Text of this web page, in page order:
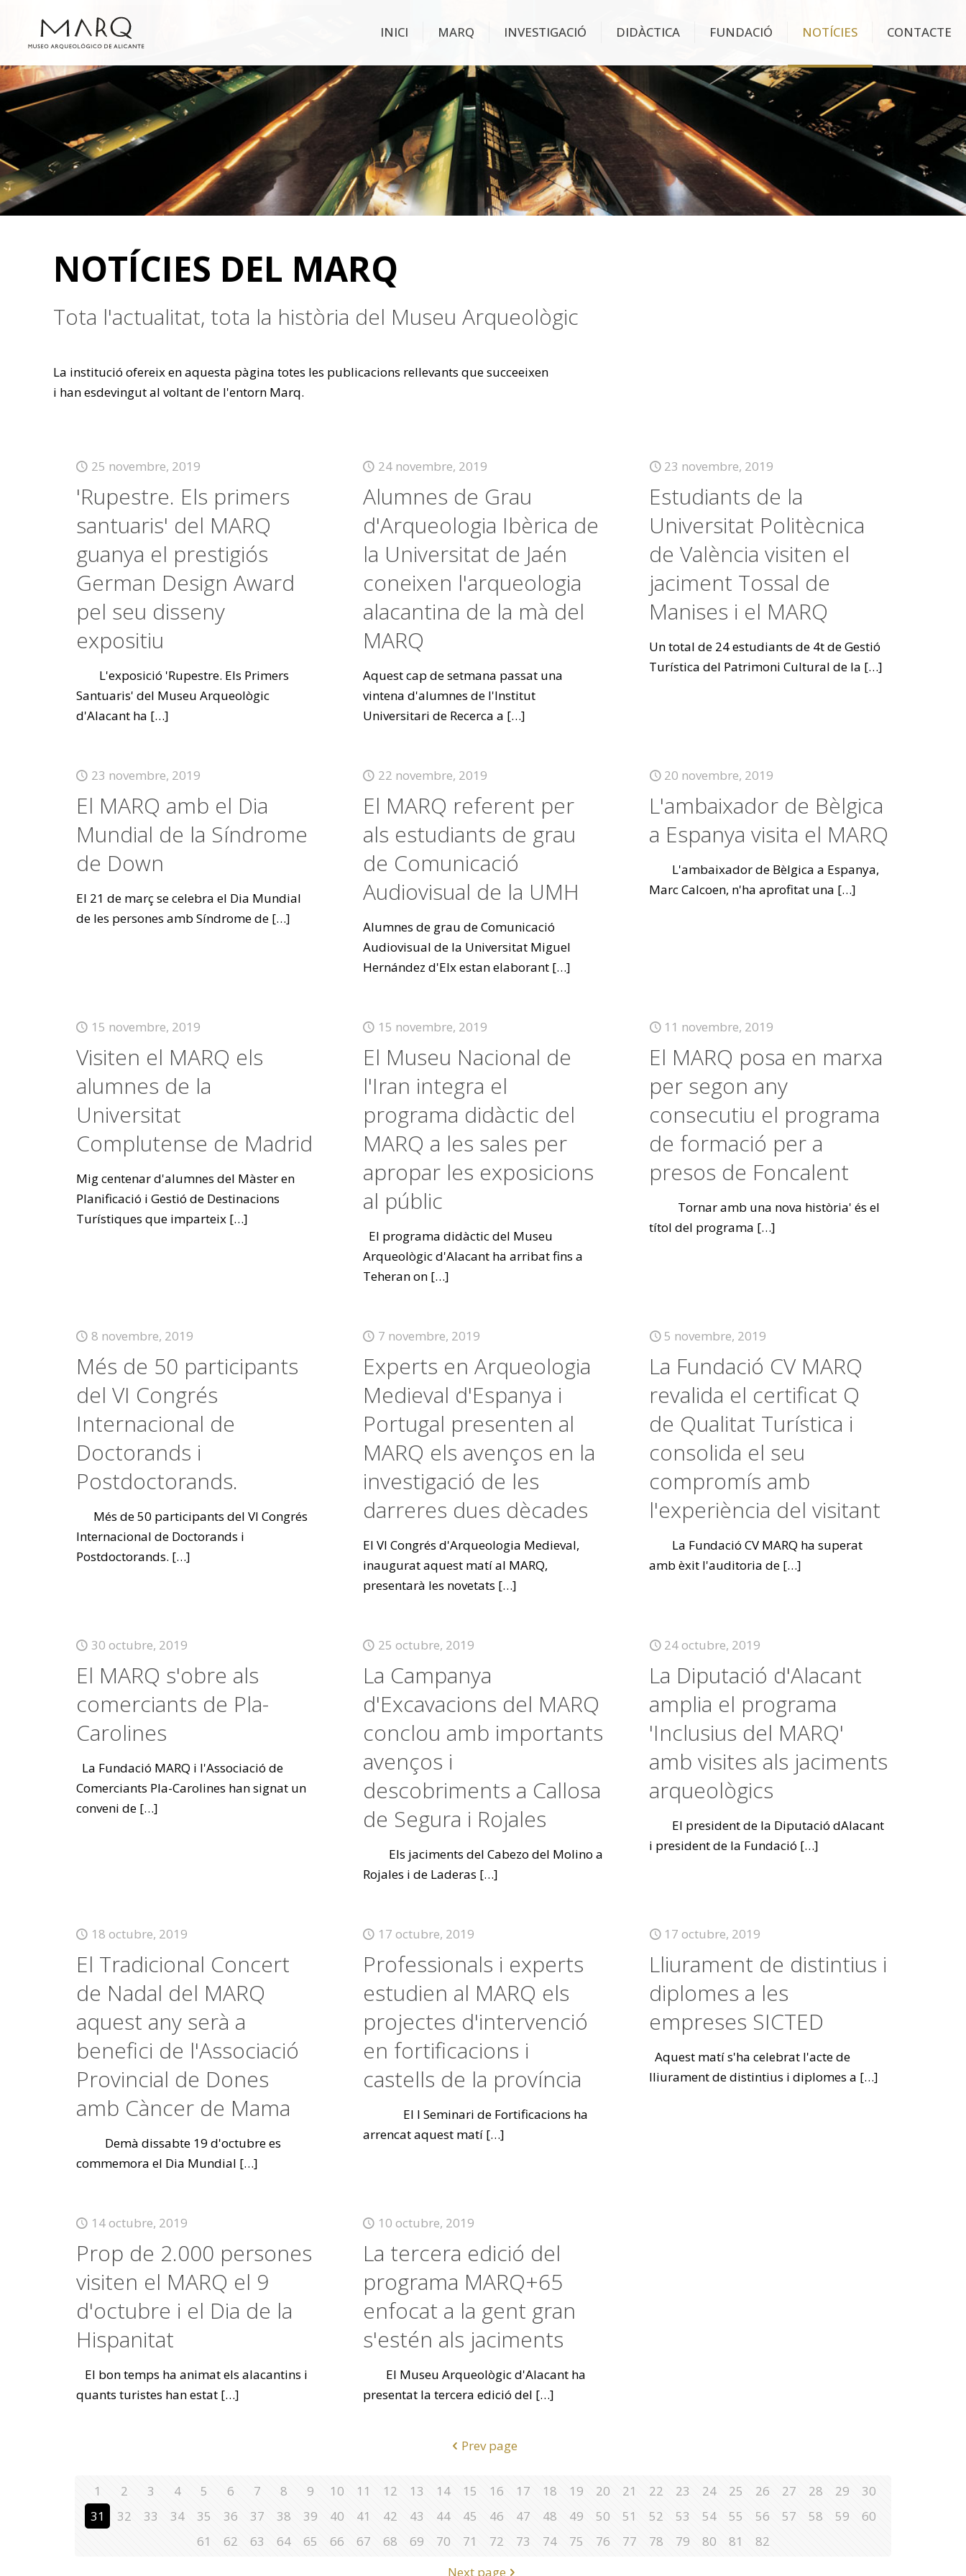
INICI MARQ INVESTIGACIÓ DIDÀCTICA FUNDACIÓ NOTÍCIES CONTACTE
NOTÍCIES DEL MARQ
Tota l'actualitat, tota la història del Museu Arqueològic
La institució ofereix en aquesta pàgina totes les publicacions rellevants que succeeixen
i han esdevingut al voltant de l'entorn Marq.
25 novembre, 2019
'Rupestre. Els primers
santuaris' del MARQ
guanya el prestigiós
German Design Award
pel seu disseny
expositiu
L'exposició 'Rupestre. Els Primers
Santuaris' del Museu Arqueològic
d'Alacant ha […]
24 novembre, 2019
Alumnes de Grau
d'Arqueologia Ibèrica de
la Universitat de Jaén
coneixen l'arqueologia
alacantina de la mà del
MARQ
Aquest cap de setmana passat una
vintena d'alumnes de l'Institut
Universitari de Recerca a […]
23 novembre, 2019
Estudiants de la
Universitat Politècnica
de València visiten el
jaciment Tossal de
Manises i el MARQ
Un total de 24 estudiants de 4t de Gestió
Turística del Patrimoni Cultural de la […]
23 novembre, 2019
El MARQ amb el Dia
Mundial de la Síndrome
de Down
El 21 de març se celebra el Dia Mundial
de les persones amb Síndrome de[…]
22 novembre, 2019
El MARQ referent per
als estudiants de grau
de Comunicació
Audiovisual de la UMH
Alumnes de grau de Comunicació
Audiovisual de la Universitat Miguel
Hernández d'Elx estan elaborant[…]
20 novembre, 2019
L'ambaixador de Bèlgica
a Espanya visita el MARQ
L'ambaixador de Bèlgica a Espanya,
Marc Calcoen, n'ha aprofitat una […]
15 novembre, 2019
Visiten el MARQ els
alumnes de la
Universitat
Complutense de Madrid
Mig centenar d'alumnes del Màster en
Planificació i Gestió de Destinacions
Turístiques que imparteix[…]
15 novembre, 2019
El Museu Nacional de
l'Iran integra el
programa didàctic del
MARQ a les sales per
apropar les exposicions
al públic
El programa didàctic del Museu
Arqueològic d'Alacant ha arribat fins a
Teheran on[…]
11 novembre, 2019
El MARQ posa en marxa
per segon any
consecutiu el programa
de formació per a
presos de Foncalent
Tornar amb una nova història' és el
títol del programa […]
8 novembre, 2019
Més de 50 participants
del VI Congrés
Internacional de
Doctorands i
Postdoctorands.
Més de 50 participants del VI Congrés
Internacional de Doctorands i
Postdoctorands. […]
7 novembre, 2019
Experts en Arqueologia
Medieval d'Espanya i
Portugal presenten al
MARQ els avenços en la
investigació de les
darreres dues dècades
El VI Congrés d'Arqueologia Medieval,
inaugurat aquest matí al MARQ,
presentarà les novetats […]
5 novembre, 2019
La Fundació CV MARQ
revalida el certificat Q
de Qualitat Turística i
consolida el seu
compromís amb
l'experiència del visitant
La Fundació CV MARQ ha superat
amb èxit l'auditoria de […]
30 octubre, 2019
El MARQ s'obre als
comerciants de Pla-
Carolines
La Fundació MARQ i l'Associació de
Comerciants Pla-Carolines han signat un
conveni de[…]
25 octubre, 2019
La Campanya
d'Excavacions del MARQ
conclou amb importants
avenços i
descobriments a Callosa
de Segura i Rojales
Els jaciments del Cabezo del Molino a
Rojales i de Laderas […]
24 octubre, 2019
La Diputació d'Alacant
amplia el programa
'Inclusius del MARQ'
amb visites als jaciments
arqueològics
El president de la Diputació dAlacant
i president de la Fundació […]
18 octubre, 2019
El Tradicional Concert
de Nadal del MARQ
aquest any serà a
benefici de l'Associació
Provincial de Dones
amb Càncer de Mama
Demà dissabte 19 d'octubre es
commemora el Dia Mundial […]
17 octubre, 2019
Professionals i experts
estudien al MARQ els
projectes d'intervenció
en fortificacions i
castells de la província
El I Seminari de Fortificacions ha
arrencat aquest matí[…]
17 octubre, 2019
Lliurament de distintius i
diplomes a les
empreses SICTED
Aquest matí s'ha celebrat l'acte de
lliurament de distintius i diplomes a […]
14 octubre, 2019
Prop de 2.000 persones
visiten el MARQ el 9
d'octubre i el Dia de la
Hispanitat
El bon temps ha animat els alacantins i
quants turistes han estat[…]
10 octubre, 2019
La tercera edició del
programa MARQ+65
enfocat a la gent gran
s'estén als jaciments
El Museu Arqueològic d'Alacant ha
presentat la tercera edició del […]
Prev page
1 2 3 4 5 6 7 8 9 10 11 12 13 14 15 16 17 18 19 20 21 22 23 24 25 26 27 28 29
30
31
32 33 34 35 36 37 38 39 40 41 42 43 44 45 46 47 48 49 50 51 52 53 54 55 56 57 58 59
60
61
62 63 64 65 66 67 68 69 70 71 72 73 74 75 76 77 78 79 80 81
82
Next page